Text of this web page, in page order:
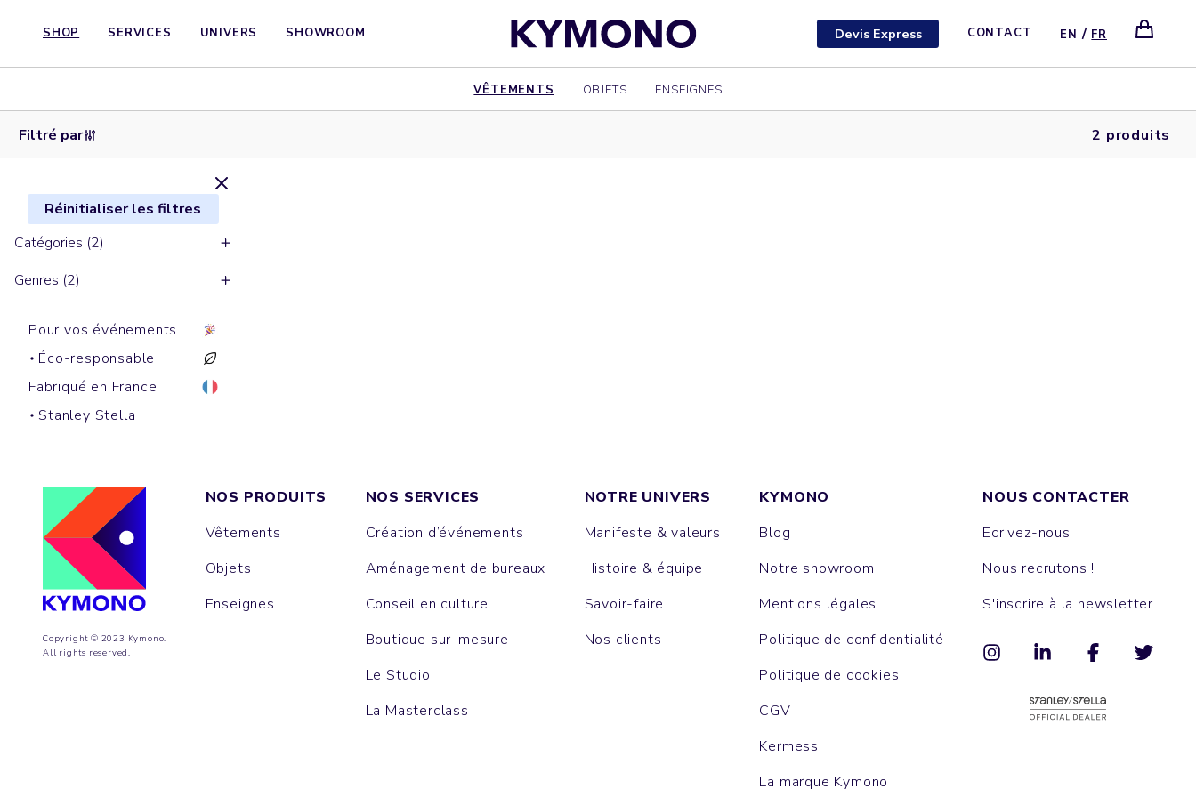
SHOP SERVICES UNIVERS SHOWROOM Devis Express CONTACT EN / FR
VÊTEMENTS OBJETS ENSEIGNES
Filtré par 2 produits
Réinitialiser les filtres
Catégories (2)
Genres (2)
Pour vos événements
Éco-responsable
Fabriqué en France
Stanley Stella
manches
SUPER
manches
SUPER
Copyright © 2023 Kymono.
All rights reserved.
NOS PRODUITS
Vêtements
Objets
Enseignes
NOS SERVICES
Création d’événements
Aménagement de bureaux
Conseil en culture
Boutique sur-mesure
Le Studio
La Masterclass
NOTRE UNIVERS
Manifeste & valeurs
Histoire & équipe
Savoir-faire
Nos clients
KYMONO
Blog
Notre showroom
Mentions légales
Politique de confidentialité
Politique de cookies
CGV
Kermess
La marque Kymono
NOUS CONTACTER
Ecrivez-nous
Nous recrutons !
S'inscrire à la newsletter